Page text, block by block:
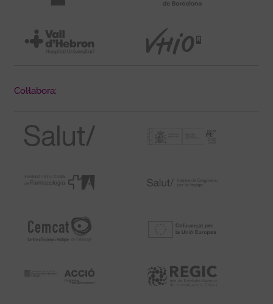
Col·labora: